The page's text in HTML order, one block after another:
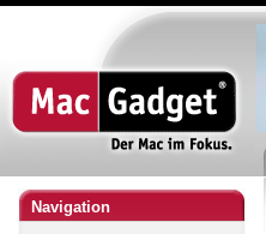
Navigation